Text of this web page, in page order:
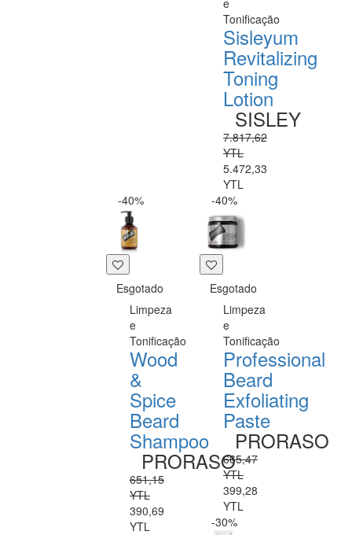
e
Tonificação
Sisleyum
Revitalizing
Toning
Lotion
SISLEY
7.817,62
YTL
5.472,33
YTL
-40%
Esgotado
Limpeza
e
Tonificação
Wood
&
Spice
Beard
Shampoo
PRORASO
651,15
YTL
390,69
YTL
-40%
Esgotado
Limpeza
e
Tonificação
Professional
Beard
Exfoliating
Paste
PRORASO
665,47
YTL
399,28
YTL
-30%